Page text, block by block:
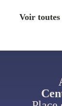
Voir toutes